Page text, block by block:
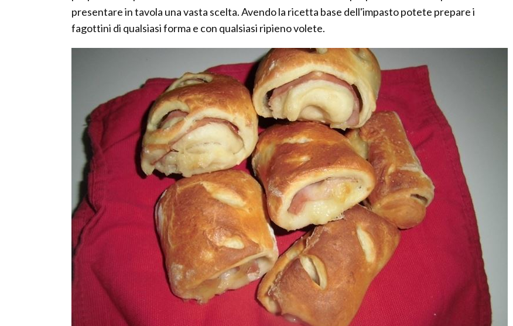
presentare in tavola una vasta scelta. Avendo la ricetta base dell'impasto potete prepare i
fagottini di qualsiasi forma e con qualsiasi ripieno volete.